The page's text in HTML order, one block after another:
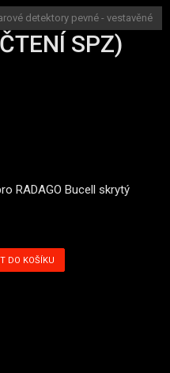
detektory pevné - vestavěné
SPZ)
RADAGO Bucell skrytý